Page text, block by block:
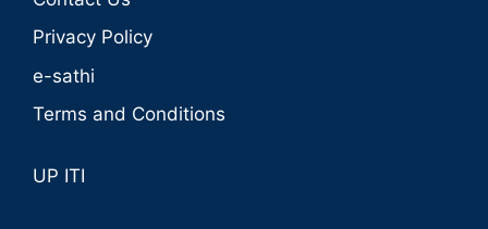
Privacy Policy
e-sathi
Terms and Conditions
UP ITI